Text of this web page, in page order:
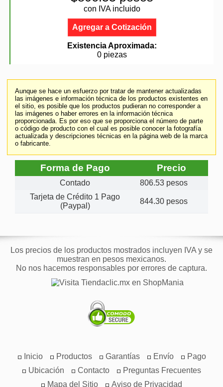
con IVA incluido
Agregar a Cotización
Existencia Aproximada:
0 piezas
Aunque se hace un esfuerzo por tratar de mantener actualizadas
las imágenes e información técnica de los productos existentes en
el sitio, es posible que los productos pudieran no corresponder a
las imágenes o haber errores en la información técnica
proporcionada. Es por eso que se proporciona el número de parte
o código de producto con el cual es posible conocer la fotografía
actualizada y descripciones técnicas en la página web de la marca
o fabricante.
Forma de Pago Precio
Contado
806.53 pesos
Tarjeta de Crédito 1 Pago
(Paypal)
844.30 pesos
Los precios de los productos mostrados incluyen IVA y se
muestran en pesos mexicanos.
No nos hacemos responsables por errores de captura.
Inicio Productos Garantías Envío
Pago
Ubicación
Contacto
Preguntas Frecuentes
Mapa del Sitio
Aviso de Privacidad